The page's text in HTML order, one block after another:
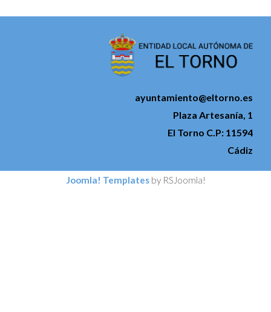
ayuntamiento@eltorno.es
Plaza Artesanía, 1
El Torno C.P: 11594
Cádiz
Joomla! Templatesby RSJoomla!